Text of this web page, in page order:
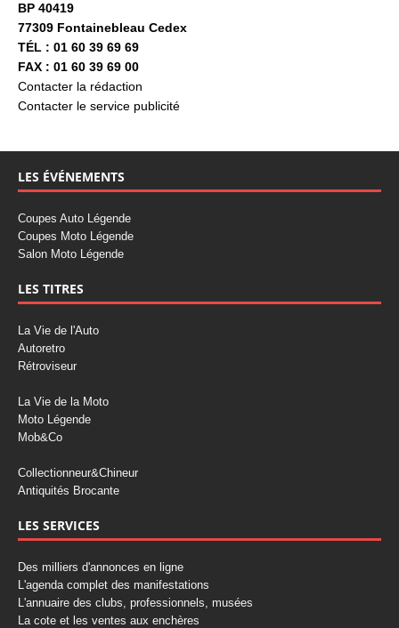
BP 40419
77309 Fontainebleau Cedex
TÉL : 01 60 39 69 69
FAX : 01 60 39 69 00
Contacter la rédaction
Contacter le service publicité
LES ÉVÉNEMENTS
Coupes Auto Légende
Coupes Moto Légende
Salon Moto Légende
LES TITRES
La Vie de l'Auto
Autoretro
Rétroviseur
La Vie de la Moto
Moto Légende
Mob&Co
Collectionneur&Chineur
Antiquités Brocante
LES SERVICES
Des milliers d'annonces en ligne
L'agenda complet des manifestations
L'annuaire des clubs, professionnels, musées
La cote et les ventes aux enchères